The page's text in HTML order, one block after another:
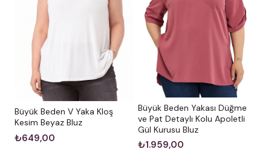
Büyük Beden V Yaka Kloş
Kesim Beyaz Bluz
₺649,00
Büyük Beden Yakası Düğme
ve Pat Detaylı Kolu Apoletli
Gül Kurusu Bluz
₺1.959,00